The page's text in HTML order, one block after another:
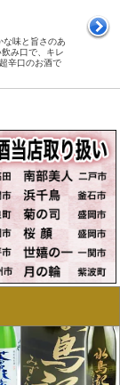
な味と旨さのあ
み口で、キレ
辛口のお酒で